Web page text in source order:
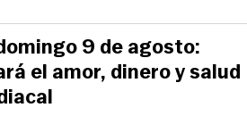
9 de agosto:
el amor, dinero y salud